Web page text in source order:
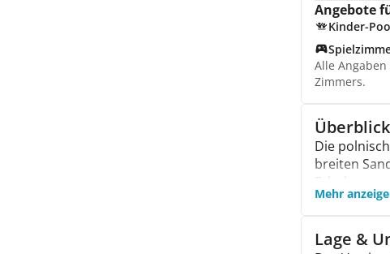
Angebote
Kinder-
Alle
Zimmers.
Die
breiten
Erholung
Zugang zu
Mehr
Lage &